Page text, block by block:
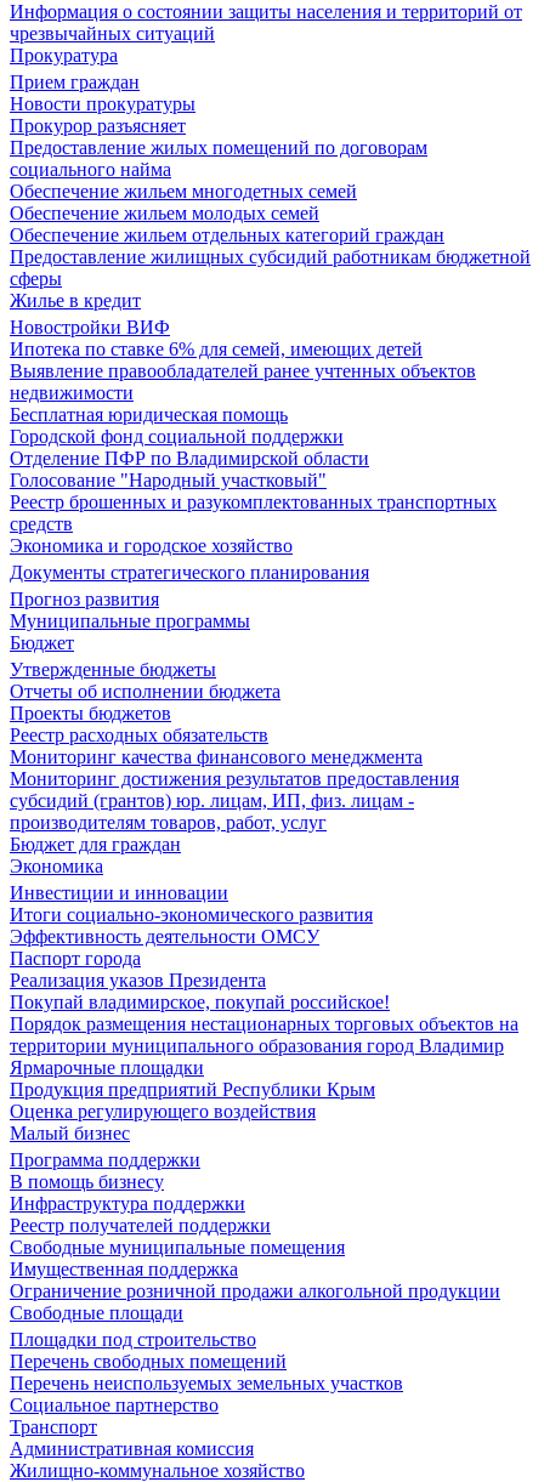
Информация о состоянии защиты населения и территорий от
чрезвычайных ситуаций
Прокуратура
Прием граждан
Новости прокуратуры
Прокурор разъясняет
Предоставление жилых помещений по договорам
социального найма
Обеспечение жильем многодетных семей
Обеспечение жильем молодых семей
Обеспечение жильем отдельных категорий граждан
Предоставление жилищных субсидий работникам бюджетной
сферы
Жилье в кредит
Новостройки ВИФ
Ипотека по ставке 6% для семей, имеющих детей
Выявление правообладателей ранее учтенных объектов
недвижимости
Бесплатная юридическая помощь
Городской фонд социальной поддержки
Отделение ПФР по Владимирской области
Голосование "Народный участковый"
Реестр брошенных и разукомплектованных транспортных
средств
Экономика и городское хозяйство
Документы стратегического планирования
Прогноз развития
Муниципальные программы
Бюджет
Утвержденные бюджеты
Отчеты об исполнении бюджета
Проекты бюджетов
Реестр расходных обязательств
Мониторинг качества финансового менеджмента
Мониторинг достижения результатов предоставления
субсидий (грантов) юр. лицам, ИП, физ. лицам -
производителям товаров, работ, услуг
Бюджет для граждан
Экономика
Инвестиции и инновации
Итоги социально-экономического развития
Эффективность деятельности ОМСУ
Паспорт города
Реализация указов Президента
Покупай владимирское, покупай российское!
Порядок размещения нестационарных торговых объектов на
территории муниципального образования город Владимир
Ярмарочные площадки
Продукция предприятий Республики Крым
Оценка регулирующего воздействия
Малый бизнес
Программа поддержки
В помощь бизнесу
Инфраструктура поддержки
Реестр получателей поддержки
Свободные муниципальные помещения
Имущественная поддержка
Ограничение розничной продажи алкогольной продукции
Свободные площади
Площадки под строительство
Перечень свободных помещений
Перечень неиспользуемых земельных участков
Социальное партнерство
Транспорт
Административная комиссия
Жилищно-коммунальное хозяйство